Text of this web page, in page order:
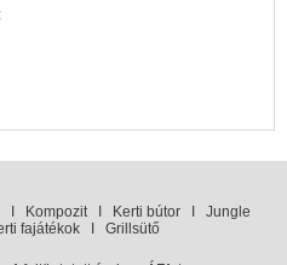
I KompozitI Kerti bútorI Jungle
fajátékokI Grillsütő